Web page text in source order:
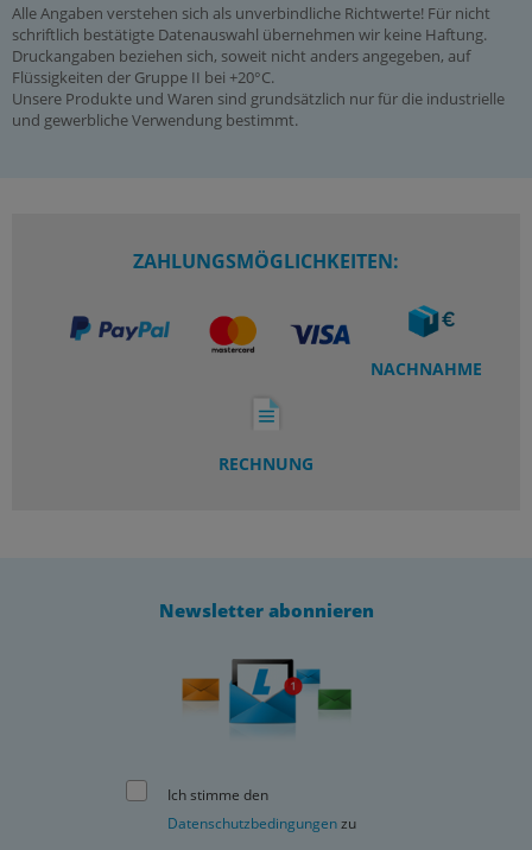
Alle Angaben verstehen sich als unverbindliche Richtwerte! Für nicht
schriftlich bestätigte Datenauswahl übernehmen wir keine Haftung.
Druckangaben beziehen sich, soweit nicht anders angegeben, auf
Flüssigkeiten der Gruppe II bei +20°C.
Unsere Produkte und Waren sind grundsätzlich nur für die industrielle
und gewerbliche Verwendung bestimmt.
ZAHLUNGSMÖGLICHKEITEN:
NACHNAHME
RECHNUNG
Newsletter abonnieren
Ich stimme den
Datenschutzbedingungenzu